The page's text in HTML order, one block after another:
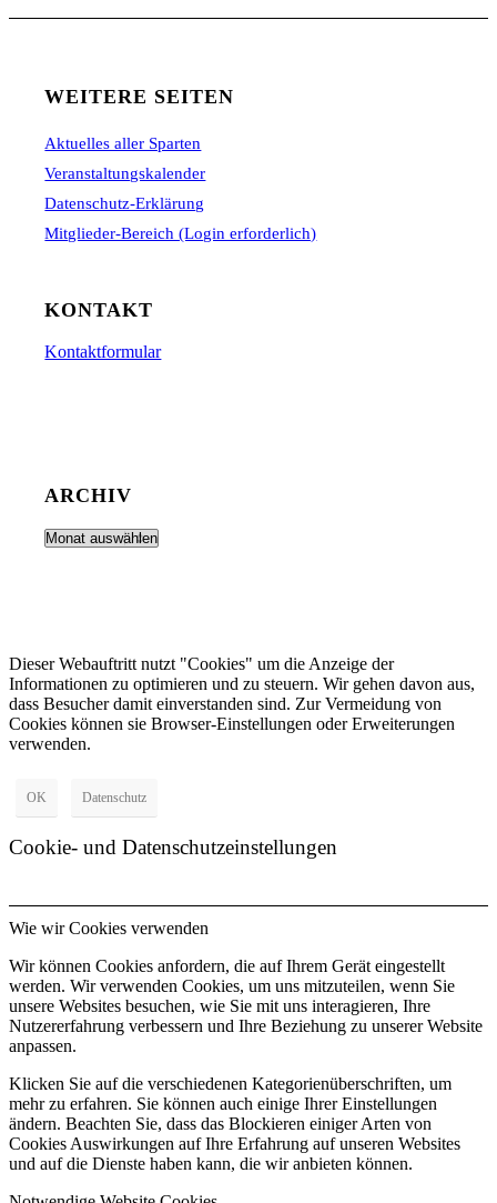
WEITERE SEITEN
Aktuelles aller Sparten
Veranstaltungskalender
Datenschutz-Erklärung
Mitglieder-Bereich (Login erforderlich)
KONTAKT
Kontaktformular
ARCHIV
Dieser Webauftritt nutzt "Cookies" um die Anzeige der
Informationen zu optimieren und zu steuern. Wir gehen davon aus,
dass Besucher damit einverstanden sind. Zur Vermeidung von
Cookies können sie Browser-Einstellungen oder Erweiterungen
verwenden.
OK Datenschutz
Cookie- und Datenschutzeinstellungen
Wie wir Cookies verwenden
Wir können Cookies anfordern, die auf Ihrem Gerät eingestellt
werden. Wir verwenden Cookies, um uns mitzuteilen, wenn Sie
unsere Websites besuchen, wie Sie mit uns interagieren, Ihre
Nutzererfahrung verbessern und Ihre Beziehung zu unserer Website
anpassen.
Klicken Sie auf die verschiedenen Kategorienüberschriften, um
mehr zu erfahren. Sie können auch einige Ihrer Einstellungen
ändern. Beachten Sie, dass das Blockieren einiger Arten von
Cookies Auswirkungen auf Ihre Erfahrung auf unseren Websites
und auf die Dienste haben kann, die wir anbieten können.